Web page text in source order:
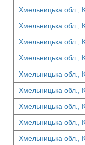
Хмельницька обл.,
Хмельницька обл.,
Хмельницька обл.,
Хмельницька обл.,
Хмельницька обл.,
Хмельницька обл.,
Хмельницька обл.,
Хмельницька обл.,
Хмельницька обл.,